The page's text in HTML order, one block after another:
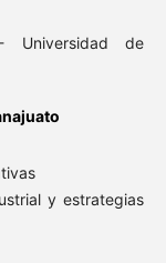
Universidad de
y estrategias